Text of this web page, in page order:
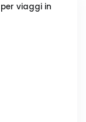
viaggi in